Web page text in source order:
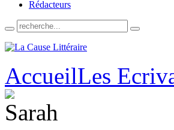
Rédacteurs
AccueilLes